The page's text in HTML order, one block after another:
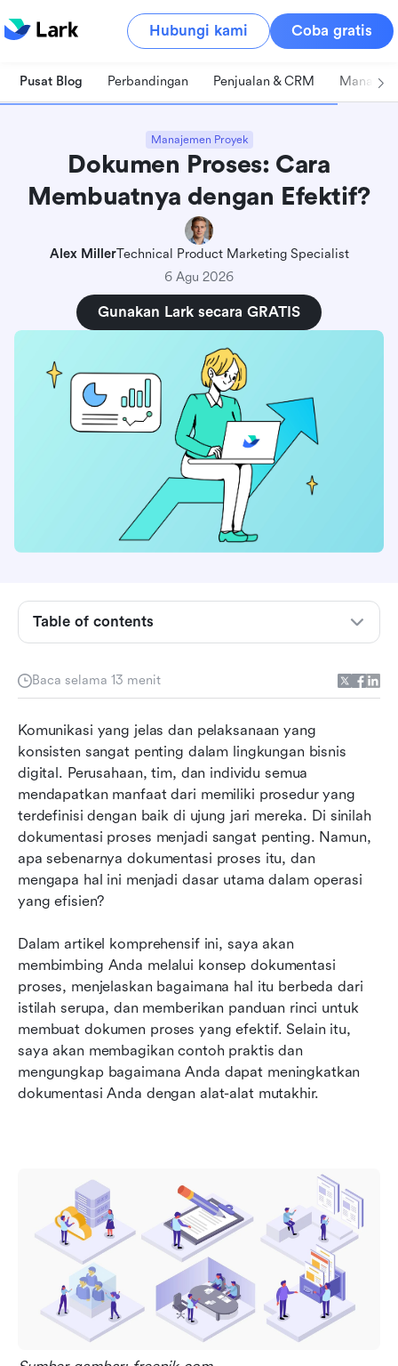
Hubungi kami Coba gratis
Pusat Blog Perbandingan Penjualan & CRM
Manajemen Proyek
Dokumen Proses: Cara
Membuatnya dengan Efektif?
Alex MillerTechnical Product Marketing Specialist
6 Agu 2026
Gunakan Lark secara GRATIS
Baca selama 13 menit
Komunikasi yang jelas dan pelaksanaan yang
konsisten sangat penting dalam lingkungan bisnis
digital. Perusahaan, tim, dan individu semua
mendapatkan manfaat dari memiliki prosedur yang
terdefinisi dengan baik di ujung jari mereka. Di sinilah
dokumentasi proses menjadi sangat penting. Namun,
apa sebenarnya dokumentasi proses itu, dan
mengapa hal ini menjadi dasar utama dalam operasi
yang efisien?
Dalam artikel komprehensif ini, saya akan
membimbing Anda melalui konsep dokumentasi
proses, menjelaskan bagaimana hal itu berbeda dari
istilah serupa, dan memberikan panduan rinci untuk
membuat dokumen proses yang efektif. Selain itu,
saya akan membagikan contoh praktis dan
mengungkap bagaimana Anda dapat meningkatkan
dokumentasi Anda dengan alat-alat mutakhir.
Table of contents
Apa itu dokumentasi proses dan mengapa hal
itu penting?
Kasus penggunaan pemrosesan dokumen
cerdas
Perangkat lunak pemrosesan dokumen cerdas
untuk meningkatkan produktivitas Anda
Pemikiran akhir tentang dokumentasi proses